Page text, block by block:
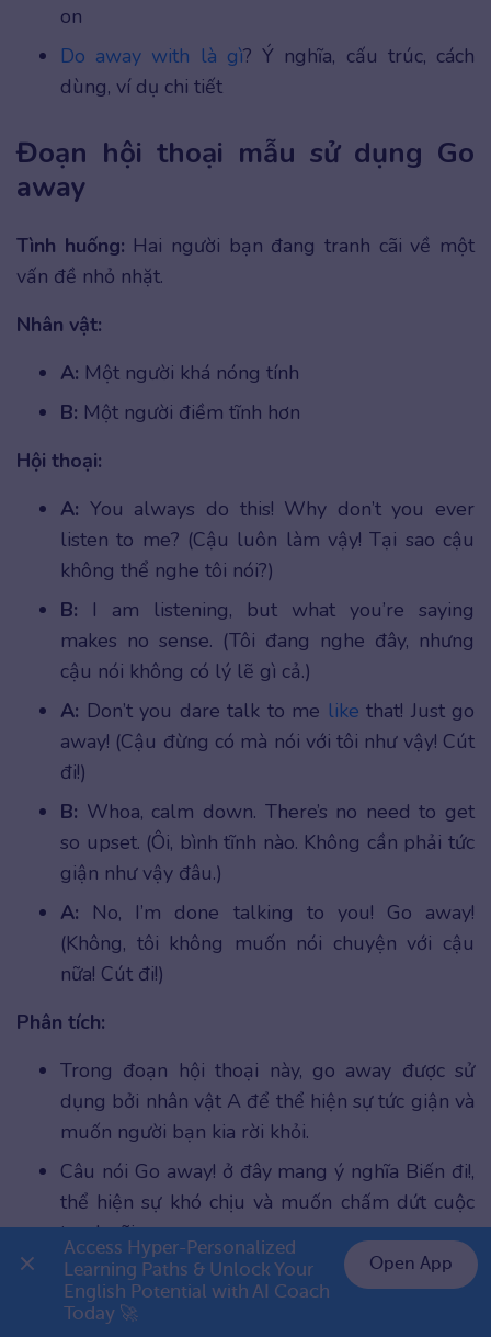
on
Do away with là gì? Ý nghĩa, cấu trúc, cách
dùng, ví dụ chi tiết
Đoạn hội thoại mẫu sử dụng Go
away
Tình huống: Hai người bạn đang tranh cãi về một
vấn đề nhỏ nhặt.
Nhân vật:
A: Một người khá nóng tính
B: Một người điềm tĩnh hơn
Hội thoại:
A: You always do this! Why don’t you ever
listen to me? (Cậu luôn làm vậy! Tại sao cậu
không thể nghe tôi nói?)
B: I am listening, but what you’re saying
makes no sense. (Tôi đang nghe đây, nhưng
cậu nói không có lý lẽ gì cả.)
A: Don’t you dare talk to me like that! Just go
away! (Cậu đừng có mà nói với tôi như vậy! Cút
đi!)
B: Whoa, calm down. There’s no need to get
so upset. (Ôi, bình tĩnh nào. Không cần phải tức
giận như vậy đâu.)
A: No, I’m done talking to you! Go away!
(Không, tôi không muốn nói chuyện với cậu
nữa! Cút đi!)
Phân tích:
Trong đoạn hội thoại này, go away được sử
dụng bởi nhân vật A để thể hiện sự tức giận và
muốn người bạn kia rời khỏi.
Câu nói Go away! ở đây mang ý nghĩa Biến đi!,
thể hiện sự khó chịu và muốn chấm dứt cuộc
tranh cãi.
👉 Premium 1 năm chỉ 999K
Access Hyper-Personalized
Learning Paths & Unlock Your
English Potential with AI Coach
Today 🚀
Open App